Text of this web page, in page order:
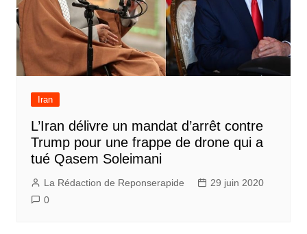
Iran
L’Iran délivre un mandat d’arrêt contre
Trump pour une frappe de drone qui a
tué Qasem Soleimani
La Rédaction de Reponserapide
29 juin 2020
0